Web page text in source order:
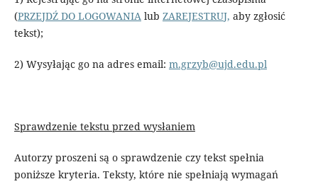
(PRZEJDŹ DO LOGOWANIAlub ZAREJESTRUJ, aby zgłosić
tekst);
2) Wysyłając go na adres email: m.grzyb@ujd.edu.pl
Sprawdzenie tekstu przed wysłaniem
Autorzy proszeni są o sprawdzenie czy tekst spełnia
poniższe kryteria. Teksty, które nie spełniają wymagań